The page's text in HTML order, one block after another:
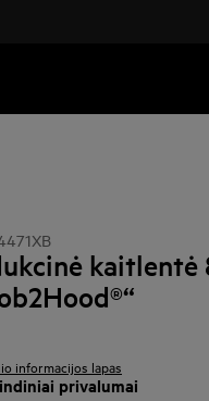
informacijos lapas
privalumai